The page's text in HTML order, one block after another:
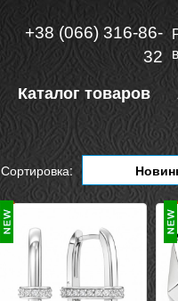
+38 (066) 316-86-
32
Каталог товаров
Сортировка: